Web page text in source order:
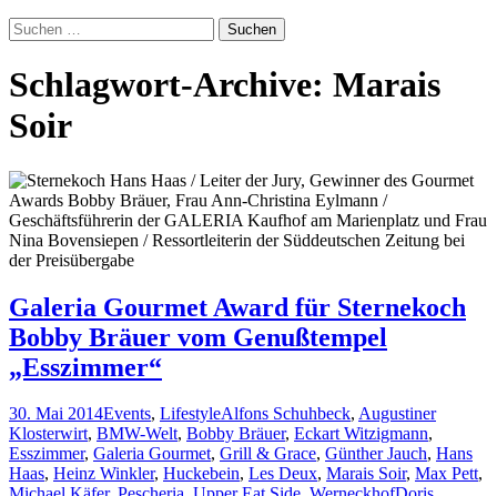
Suchen
nach:
Schlagwort-Archive: Marais
Soir
Galeria Gourmet Award für Sternekoch
Bobby Bräuer vom Genußtempel
„Esszimmer“
30. Mai 2014Events, LifestyleAlfons Schuhbeck, Augustiner
Klosterwirt, BMW-Welt, Bobby Bräuer, Eckart Witzigmann,
Esszimmer, Galeria Gourmet, Grill & Grace, Günther Jauch, Hans
Haas, Heinz Winkler, Huckebein, Les Deux, Marais Soir, Max Pett,